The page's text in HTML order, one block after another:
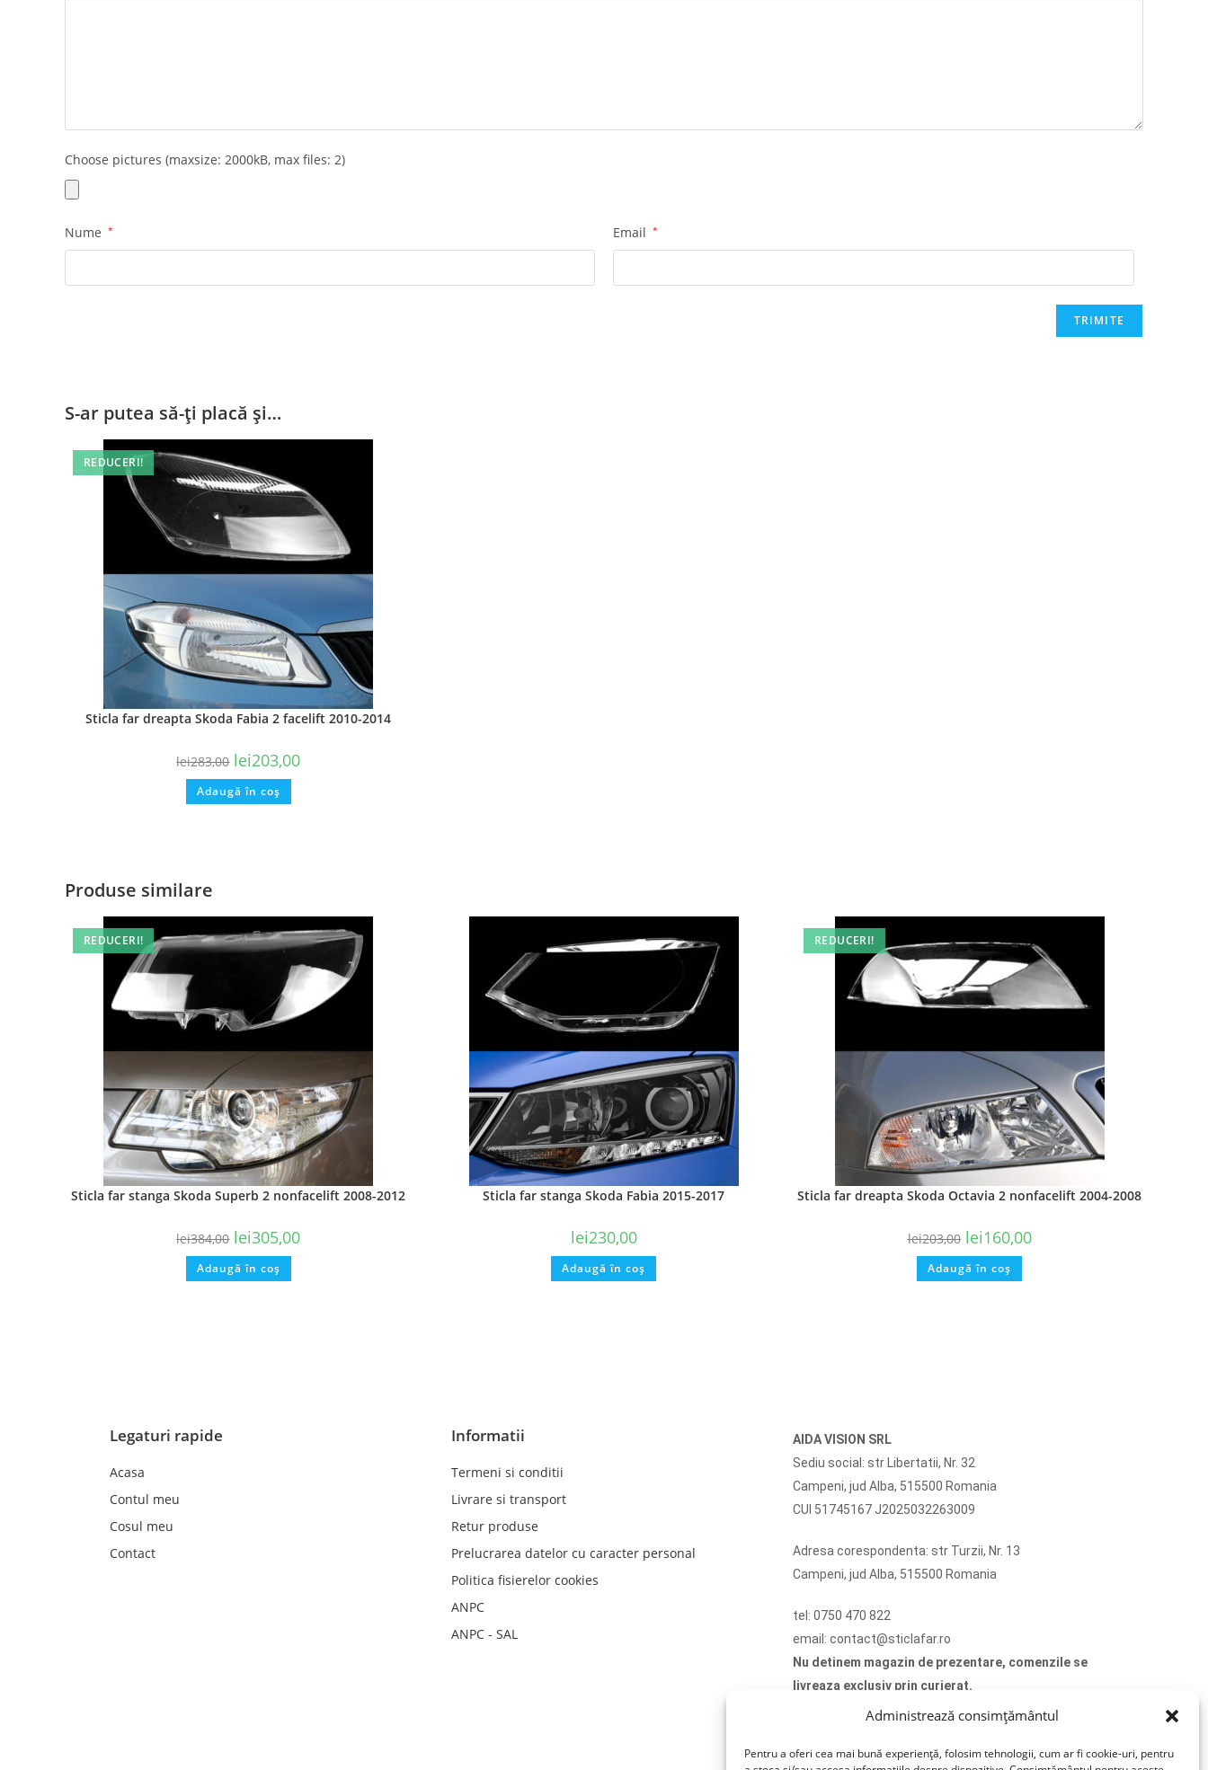
Administrează consimțământul
Pentru a oferi cea mai bună experiență, folosim tehnologii, cum ar fi cookie-uri, pentru
Choose pictures (maxsize: 2000kB, max files: 2)
Nume * Email *
S-ar putea să-ți placă și…
REDUCERI!
Sticla far dreapta Skoda Fabia 2 facelift 2010-2014
lei283,00 lei203,00
Adaugă în coș
Produse similare
REDUCERI!
Sticla far stanga Skoda Superb 2 nonfacelift 2008-2012
lei384,00 lei305,00
Adaugă în coș
Sticla far stanga Skoda Fabia 2015-2017
lei230,00
Adaugă în coș
REDUCERI!
Sticla far dreapta Skoda Octavia 2 nonfacelift 2004-2008
lei203,00 lei160,00
Adaugă în coș
Legaturi rapide
Acasa
Contul meu
Cosul meu
Contact
Informatii
Termeni si conditii
Livrare si transport
Retur produse
Prelucrarea datelor cu caracter personal
Politica fisierelor cookies
ANPC
ANPC - SAL
AIDA VISION SRL
Sediu social: str Libertatii, Nr. 32
Campeni, jud Alba, 515500 Romania
CUI 51745167 J2025032263009
Adresa corespondenta: str Turzii, Nr. 13
Campeni, jud Alba, 515500 Romania
tel: 0750 470 822
email: contact@sticlafar.ro
Nu detinem magazin de prezentare, comenzile se
livreaza exclusiv prin curierat.
Firma este neplătitoare de TVA (art. 310 Cod
Fiscal). TVA nu se aplică